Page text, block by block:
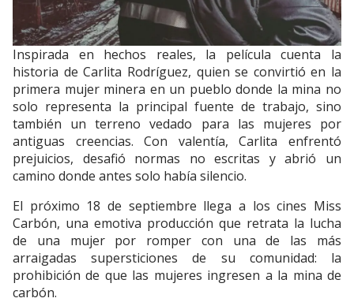
Inspirada en hechos reales, la película cuenta la
historia de Carlita Rodríguez, quien se convirtió en la
primera mujer minera en un pueblo donde la mina no
solo representa la principal fuente de trabajo, sino
también un terreno vedado para las mujeres por
antiguas creencias. Con valentía, Carlita enfrentó
prejuicios, desafió normas no escritas y abrió un
camino donde antes solo había silencio.
El próximo 18 de septiembre llega a los cines Miss
Carbón, una emotiva producción que retrata la lucha
de una mujer por romper con una de las más
arraigadas supersticiones de su comunidad: la
prohibición de que las mujeres ingresen a la mina de
carbón.